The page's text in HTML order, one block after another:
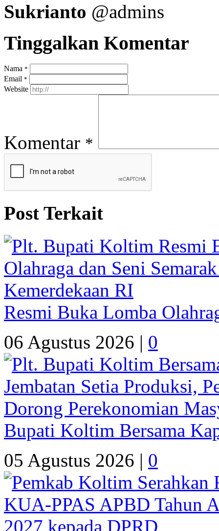
Sukrianto @admins
Tinggalkan Komentar
Nama *
Email *
Website
Komentar *
Post Terkait
Resmi Buka Lomba
06 Agustus 2026 | 0
Bupati Koltim Bersama
05 Agustus 2026 | 0